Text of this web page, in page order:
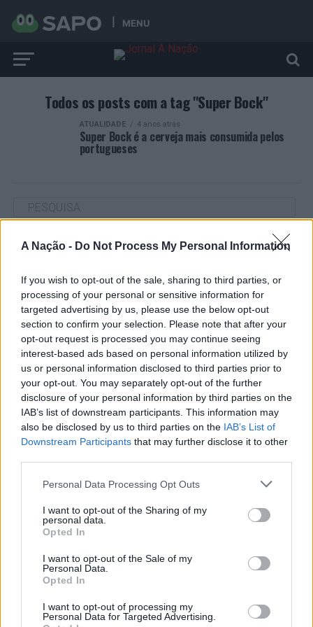
A Nação - Do Not Process My Personal Information
If you wish to opt-out of the sale, sharing to third parties, or
processing of your personal or sensitive information for
targeted advertising by us, please use the below opt-out
section to confirm your selection. Please note that after your
opt-out request is processed you may continue seeing
interest-based ads based on personal information utilized by
us or personal information disclosed to third parties prior to
your opt-out. You may separately opt-out of the further
disclosure of your personal information by third parties on the
IAB’s list of downstream participants. This information may
also be disclosed by us to third parties on the IAB’s List of
Downstream Participants that may further disclose it to other
Personal Data Processing Opt Outs
I want to opt-out of the Sharing of my
personal data.
Opted In
I want to opt-out of the Sale of my
Personal Data.
Opted In
I want to opt-out of processing my
Personal Data for Targeted Advertising.
MENU
Todos os posts com a tag "Super Bock"
ATUALIDADE 4 anos atrás
Super Bock é a cerveja mais consumida pelos
portugueses
ARTIGOS RECENTES
com vitória do francês Luca Van Assche
Castelo Branco: “Bienal Internacional de Artes e Ofícios”
promete afirmar artesanato, património e inovação como
“motores de desenvolvimento económico e cultural” do
município português
Covilhã: Especialista aponta investimento estrangeiro e
valorização imobiliária como motores do crescimento da
Beira Interior
Rio de Janeiro: Governo do Estado propõe parceria com a
FUNCEX para “reforçar inteligência sobre comércio
Esposende acolhe festival de kitesurf
COMENTÁRIOS RECENTES
ÚLTIMAS DESTAQUE VIDEOS